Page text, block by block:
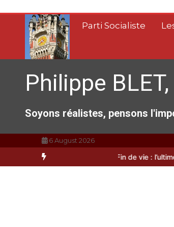
contenu
Parti Socialiste
Philippe
Soyons réalistes, pensons
6 August 2026
C’est une raclée !!! Fin de vie : l’ultime